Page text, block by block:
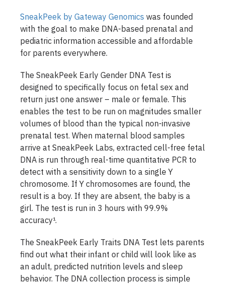
SneakPeek by Gateway Genomics was founded
with the goal to make DNA-based prenatal and
pediatric information accessible and affordable
for parents everywhere.
The SneakPeek Early Gender DNA Test is
designed to specifically focus on fetal sex and
return just one answer – male or female. This
enables the test to be run on magnitudes smaller
volumes of blood than the typical non-invasive
prenatal test. When maternal blood samples
arrive at SneakPeek Labs, extracted cell-free fetal
DNA is run through real-time quantitative PCR to
detect with a sensitivity down to a single Y
chromosome. If Y chromosomes are found, the
result is a boy. If they are absent, the baby is a
girl. The test is run in 3 hours with 99.9%
accuracy¹.
The SneakPeek Early Traits DNA Test lets parents
find out what their infant or child will look like as
an adult, predicted nutrition levels and sleep
behavior. The DNA collection process is simple